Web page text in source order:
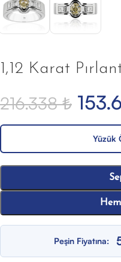
1,12 Karat
216.338₺
Yüzük
Peşin Fiyatına: